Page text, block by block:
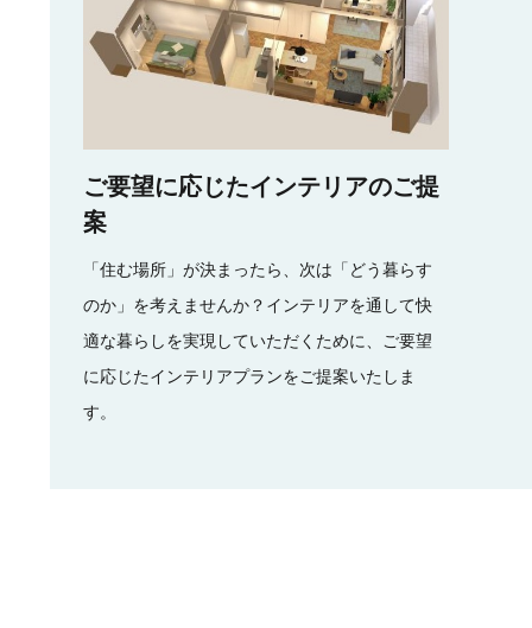
ご要望に応じたインテリアのご提
案
「住む場所」が決まったら、次は「どう暮らす
のか」を考えませんか？インテリアを通して快
適な暮らしを実現していただくために、ご要望
に応じたインテリアプランをご提案いたしま
す。